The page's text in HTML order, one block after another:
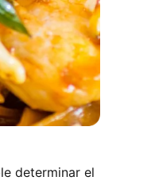
determinar el